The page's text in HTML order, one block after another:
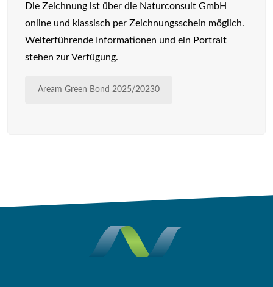
Die Zeichnung ist über die Naturconsult GmbH
online und klassisch per Zeichnungsschein möglich.
Weiterführende Informationen und ein Portrait
stehen zur Verfügung.
Aream Green Bond 2025/20230